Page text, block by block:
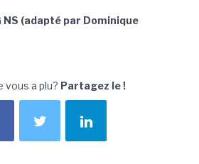
NS (adapté par Dominique
vous a plu? Partagez le !